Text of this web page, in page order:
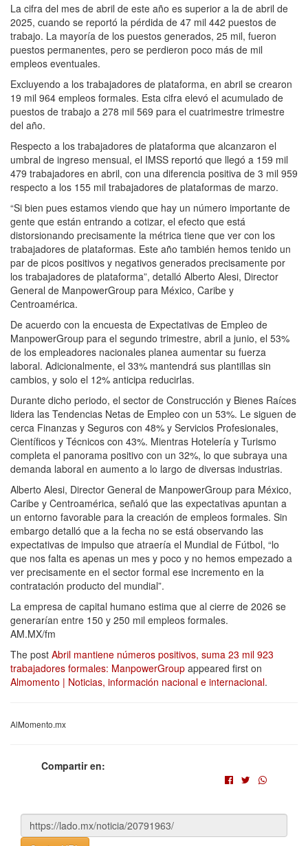
La cifra del mes de abril de este año es superior a la de abril de
2025, cuando se reportó la pérdida de 47 mil 442 puestos de
trabajo. La mayoría de los puestos generados, 25 mil, fueron
puestos permanentes, pero se perdieron poco más de mil
empleos eventuales.
Excluyendo a los trabajadores de plataforma, en abril se crearon
19 mil 964 empleos formales. Esta cifra elevó el acumulado de
puestos de trabajo a 278 mil 569 para el cuatrimestre trimestre
del año.
Respecto a los trabajadores de plataforma que alcanzaron el
umbral de ingreso mensual, el IMSS reportó que llegó a 159 mil
479 trabajadores en abril, con una diferencia positiva de 3 mil 959
respecto a los 155 mil trabajadores de plataformas de marzo.
“Si bien pues estamos viendo que hay un número importante de
gente que están entrando a cotizar, el efecto que está
distorsionando precisamente la métrica tiene que ver con los
trabajadores de plataformas. Este año también hemos tenido un
par de picos positivos y negativos generados precisamente por
los trabajadores de plataforma”, detalló Alberto Alesi, Director
General de ManpowerGroup para México, Caribe y
Centroamérica.
De acuerdo con la encuesta de Expectativas de Empleo de
ManpowerGroup para el segundo trimestre, abril a junio, el 53%
de los empleadores nacionales planea aumentar su fuerza
laboral. Adicionalmente, el 33% mantendrá sus plantillas sin
cambios, y solo el 12% anticipa reducirlas.
Durante dicho periodo, el sector de Construcción y Bienes Raíces
lidera las Tendencias Netas de Empleo con un 53%. Le siguen de
cerca Finanzas y Seguros con 48% y Servicios Profesionales,
Científicos y Técnicos con 43%. Mientras Hotelería y Turismo
completa el panorama positivo con un 32%, lo que subraya una
demanda laboral en aumento a lo largo de diversas industrias.
Alberto Alesi, Director General de ManpowerGroup para México,
Caribe y Centroamérica, señaló que las expectativas apuntan a
un entorno favorable para la creación de empleos formales. Sin
embargo detalló que a la fecha no se está observando las
expectativas de impulso que atraería el Mundial de Fútbol, “lo
que nos falta es apenas un mes y poco y no hemos empezado a
ver precisamente en el sector formal ese incremento en la
contratación producto del mundial”.
La empresa de capital humano estima que al cierre de 2026 se
generarían entre 150 y 250 mil empleos formales.
AM.MX/fm
The post Abril mantiene números positivos, suma 23 mil 923
trabajadores formales: ManpowerGroup appeared first on
Almomento | Noticias, información nacional e internacional.
AlMomento.mx
Compartir en: